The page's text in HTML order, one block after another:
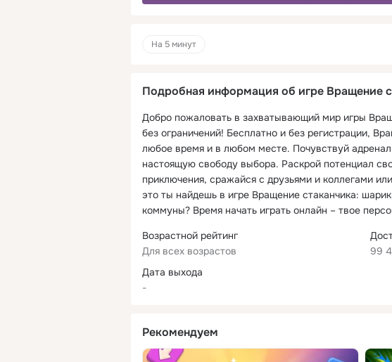
На 5 минут
Подробная информация об игре Вращение
Добро пожаловать в захватывающий мир игры
без ограничений! Бесплатно и без регистрации,
любое время и в любом месте. Почувствуй
настоящую свободу выбора. Раскрой потенциал
приключения, сражайся с друзьями и коллегами
это ты найдешь в игре Вращение стаканчика:
коммуны? Время начать играть онлайн – твое
Возрастной рейтинг
Для всех возрастов
99
Дата выхода
-
Рекомендуем